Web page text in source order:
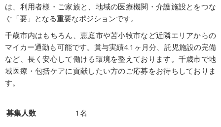
は、利用者様・ご家族と、地域の医療機関・介護施設とをつな
ぐ「要」となる重要なポジションです。
千歳市内はもちろん、恵庭市や苫小牧市など近隣エリアからの
マイカー通勤も可能です。賞与実績4.1ヶ月分、託児施設の完備
など、長く安心して働ける環境を整えております。千歳市で地
域医療・包括ケアに貢献したい方のご応募をお待ちしておりま
す。
募集人数
1名